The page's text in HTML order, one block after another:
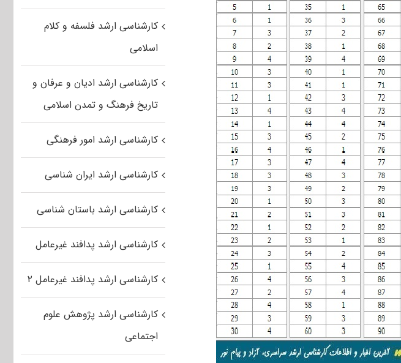
کارشناسی ارشد فلسفه و کلام
اسلامی
کارشناسی ارشد ادیان و عرفان و
تاریخ فرهنگ و تمدن اسلامی
کارشناسی ارشد امور فرهنگی
کارشناسی ارشد ایران شناسی
کارشناسی ارشد باستان شناسی
کارشناسی ارشد پدافند غیرعامل
کارشناسی ارشد پدافند غیرعامل ۲
کارشناسی ارشد پژوهش علوم
اجتماعی